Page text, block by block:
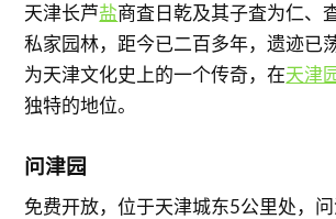
天津长芦盐商査日乾及其子査为仁、
私家园林，距今已二百多年，遗迹已
为天津文化史上的一个传奇，在天津
独特的地位。
问津园
免费开放，位于天津城东5公里处，